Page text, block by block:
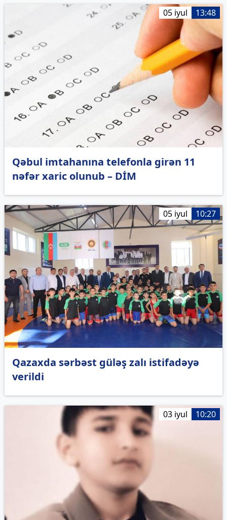
05 iyul 13:48
Qəbul imtahanına telefonla girən 11
nəfər xaric olunub – DİM
05 iyul 10:27
Qazaxda sərbəst güləş zalı istifadəyə
verildi
03 iyul 10:20